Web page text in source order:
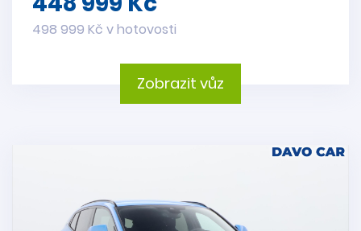
498 999 Kč v hotovosti
Zobrazit vůz